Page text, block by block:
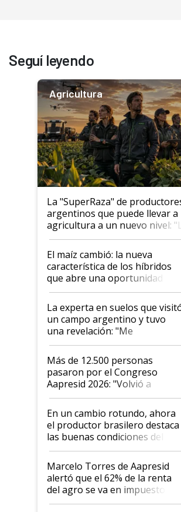
Seguí leyendo
Agricultura
La "SuperRaza" de
argentinos que puede llevar a
agricultura a un nuevo nivel:
posibilidades de crecimiento
infinitas"
El maíz cambió: la nueva
característica de los híbridos
que abre una oportunidad en
el lote
La experta en suelos que
un campo argentino y tuvo
una revelación: "Me
impresionó mucho"
Más de 12.500 personas
pasaron por el Congreso
Aapresid 2026: "Volvió a
demostrar que hablar del
suelo es hablar de todo el
sistema productivo"
En un cambio rotundo, ahora
el productor brasilero destaca
las buenas condiciones del
agro argentino para invertir:
"Los veo más motivados"
Marcelo Torres de Aapresid
alertó que el 62% de la renta
del agro se va en impuestos:
"No es bueno que en